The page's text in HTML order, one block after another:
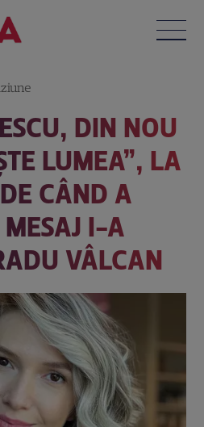
DIN NOU
LUMEA”, LA
CÂND A
MESAJ I-A
VÂLCAN